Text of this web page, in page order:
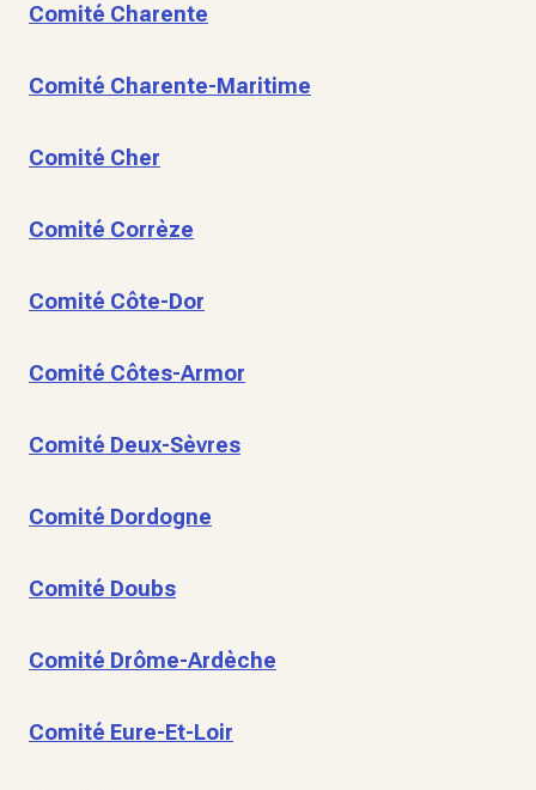
Comité Charente
Comité Charente-Maritime
Comité Cher
Comité Corrèze
Comité Côte-Dor
Comité Côtes-Armor
Comité Deux-Sèvres
Comité Dordogne
Comité Doubs
Comité Drôme-Ardèche
Comité Eure-Et-Loir